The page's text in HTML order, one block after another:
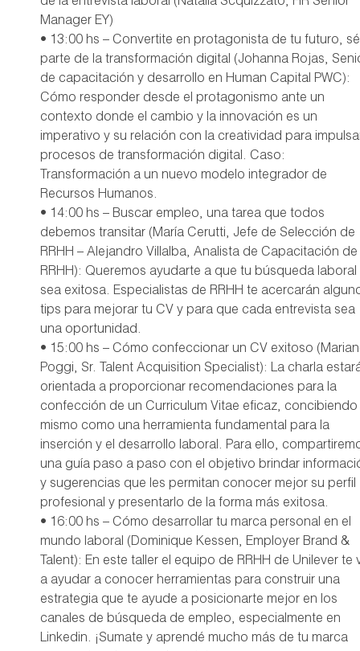
Manager EY)
• 13:00 hs – Convertite en protagonista de tu futuro, sé
parte de la transformación digital (Johanna Rojas,
de capacitación y desarrollo en Human Capital PWC):
Cómo responder desde el protagonismo ante un
contexto donde el cambio y la innovación es un
imperativo y su relación con la creatividad para
procesos de transformación digital. Caso:
Transformación a un nuevo modelo integrador de
Recursos Humanos.
• 14:00 hs – Buscar empleo, una tarea que todos
debemos transitar (María Cerutti, Jefe de Selección de
RRHH – Alejandro Villalba, Analista de Capacitación de
RRHH): Queremos ayudarte a que tu búsqueda laboral
sea exitosa. Especialistas de RRHH te acercarán
tips para mejorar tu CV y para que cada entrevista sea
una oportunidad.
• 15:00 hs – Cómo confeccionar un CV exitoso
Poggi, Sr. Talent Acquisition Specialist): La charla
orientada a proporcionar recomendaciones para la
confección de un Curriculum Vitae eficaz, concibiendo
mismo como una herramienta fundamental para la
inserción y el desarrollo laboral. Para ello,
una guía paso a paso con el objetivo brindar
y sugerencias que les permitan conocer mejor su perfil
profesional y presentarlo de la forma más exitosa.
• 16:00 hs – Cómo desarrollar tu marca personal en el
mundo laboral (Dominique Kessen, Employer Brand &
Talent): En este taller el equipo de RRHH de Unilever te
a ayudar a conocer herramientas para construir una
estrategia que te ayude a posicionarte mejor en los
canales de búsqueda de empleo, especialmente en
Linkedin. ¡Sumate y aprendé mucho más de tu marca